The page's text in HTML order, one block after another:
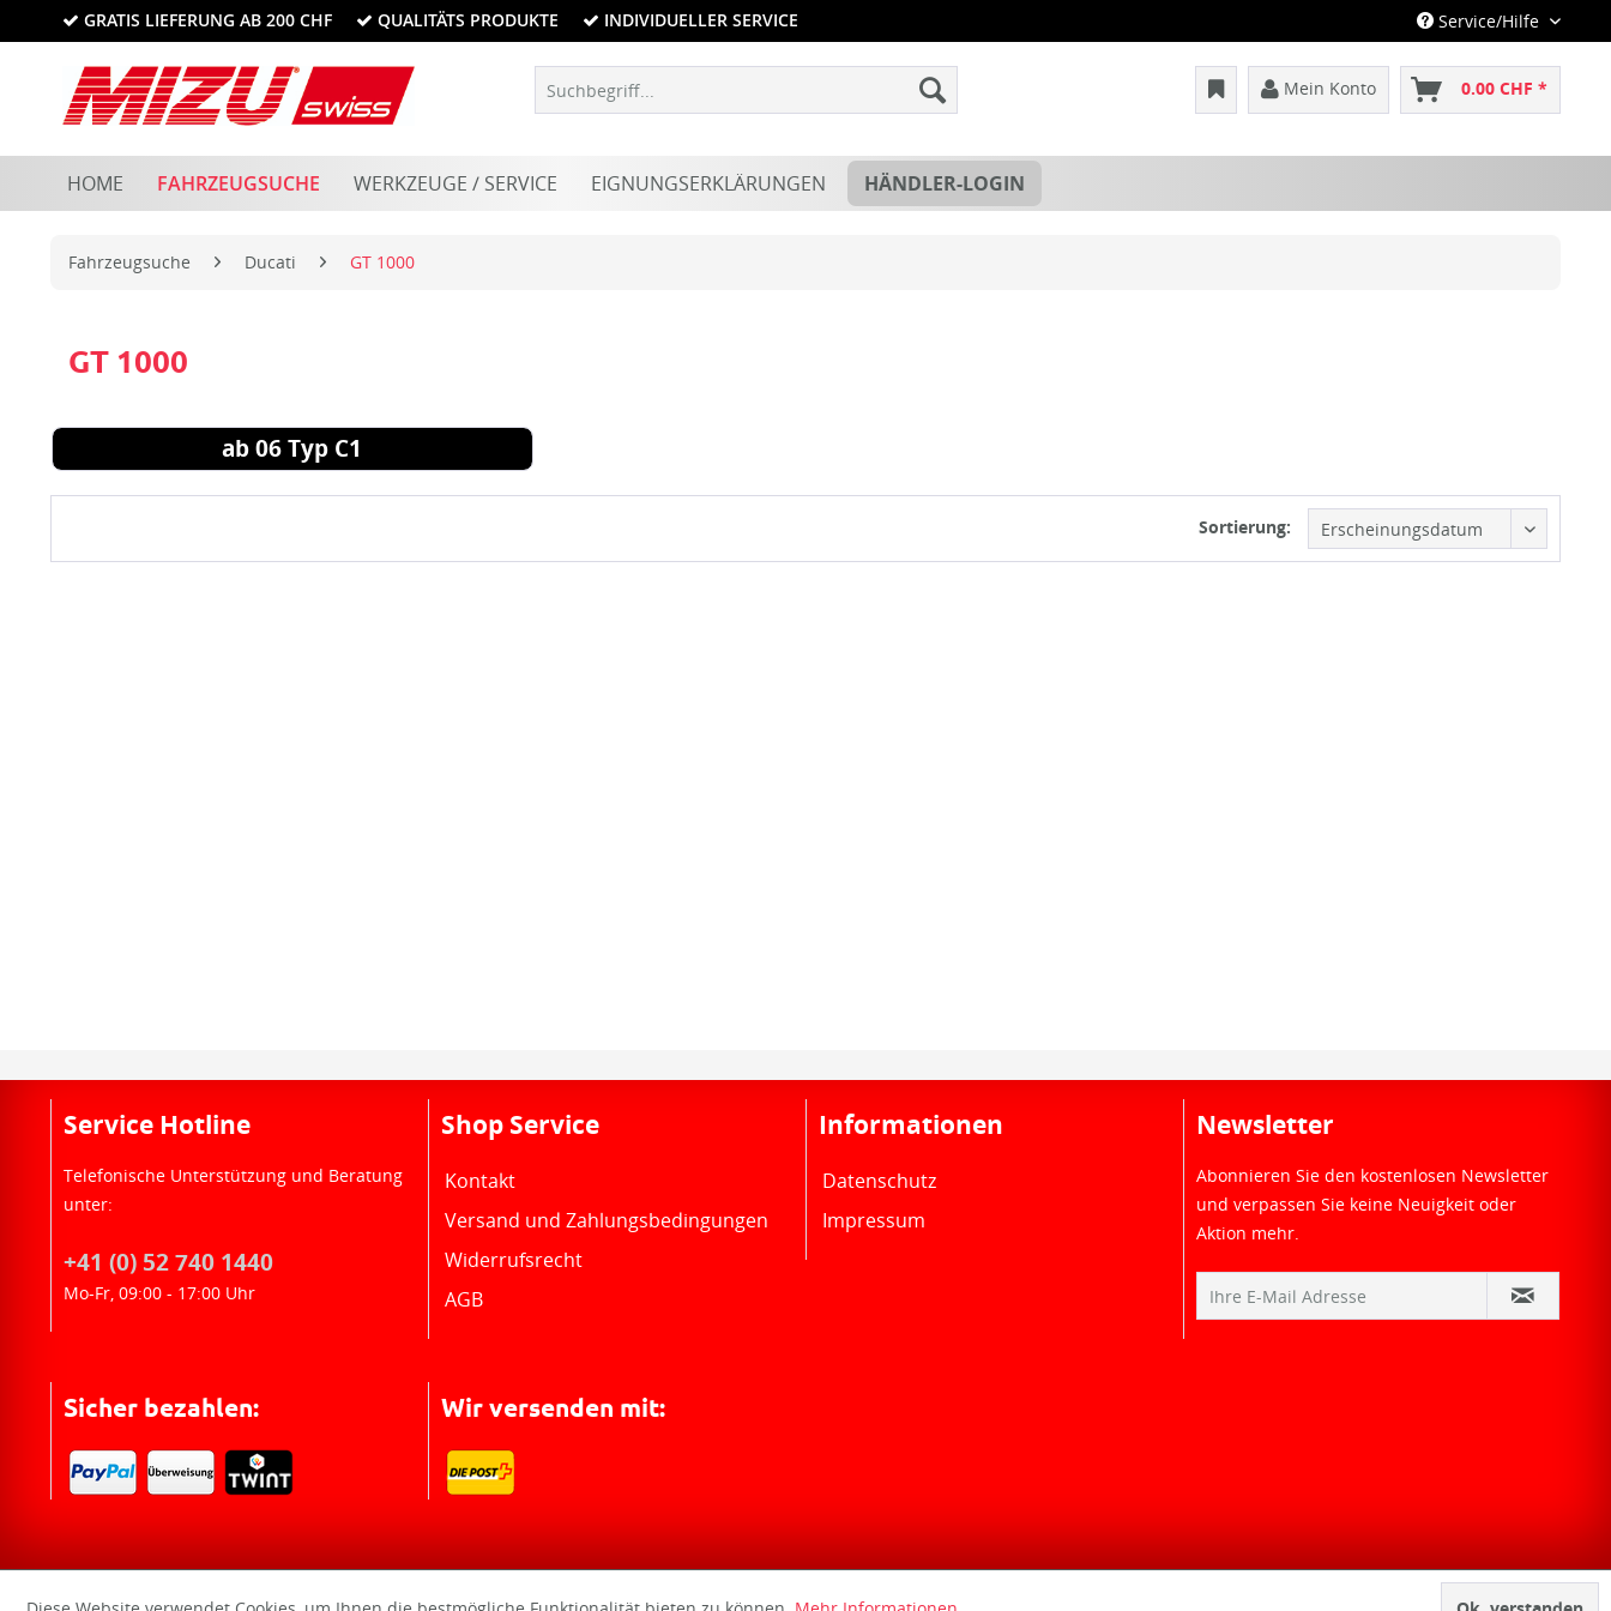
GRATIS LIEFERUNG AB 200 CHF QUALITÄTS PRODUKTE INDIVIDUELLER SERVICE Service/Hilfe
Mein Konto 0.00 CHF *
HOME FAHRZEUGSUCHE WERKZEUGE / SERVICE EIGNUNGSERKLÄRUNGEN HÄNDLER-LOGIN
Fahrzeugsuche Ducati GT 1000
GT 1000
ab 06 Typ C1
Sortierung:
Service Hotline
Telefonische Unterstützung und Beratung
unter:
+41 (0) 52 740 1440
Mo-Fr, 09:00 - 17:00 Uhr
Shop Service
Kontakt
Versand und Zahlungsbedingungen
Widerrufsrecht
AGB
Informationen
Datenschutz
Impressum
Newsletter
Abonnieren Sie den kostenlosen Newsletter
und verpassen Sie keine Neuigkeit oder
Aktion mehr.
Sicher bezahlen: Wir versenden mit: